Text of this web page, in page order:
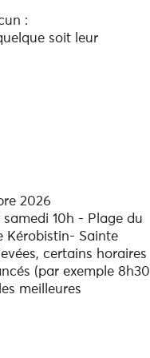
:
soit leur
et renforcement
suivie de postures
santé de son
du mouvement tout
pour débuter le
souffrant
Le cours est basé
vous trouvez)
méditation pour
2026
10h - Plage du
Kérobistin- Sainte
certains horaires
(par exemple 8h30
meilleures